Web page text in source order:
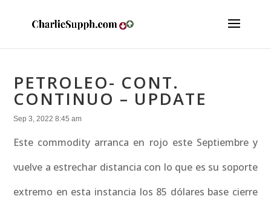
PETROLEO- CONT.
CONTINUO – UPDATE
Sep 3, 2022 8:45 am
Este commodity arranca en rojo este Septiembre y
vuelve a estrechar distancia con lo que es su soporte
extremo en esta instancia los 85 dólares base cierre